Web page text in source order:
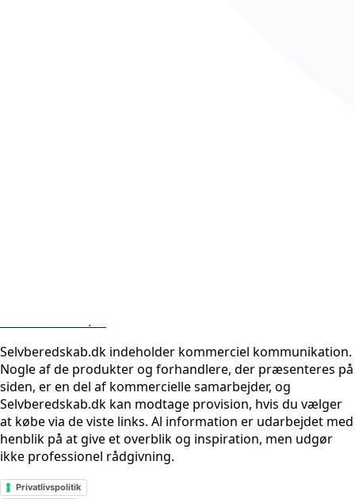
.
Selvberedskab.dk indeholder kommerciel kommunikation.
Nogle af de produkter og forhandlere, der præsenteres på
siden, er en del af kommercielle samarbejder, og
Selvberedskab.dk kan modtage provision, hvis du vælger
at købe via de viste links. Al information er udarbejdet med
henblik på at give et overblik og inspiration, men udgør
ikke professionel rådgivning.
Privatlivspolitik